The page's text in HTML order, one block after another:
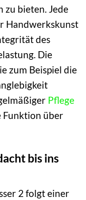
zu bieten. Jede
Handwerkskunst
des
Die
zum Beispiel die
Pflege
Funktion über
bis ins
2 folgt einer